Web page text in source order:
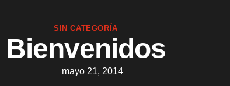
SIN CATEGORÍA
Bienvenidos
mayo 21, 2014